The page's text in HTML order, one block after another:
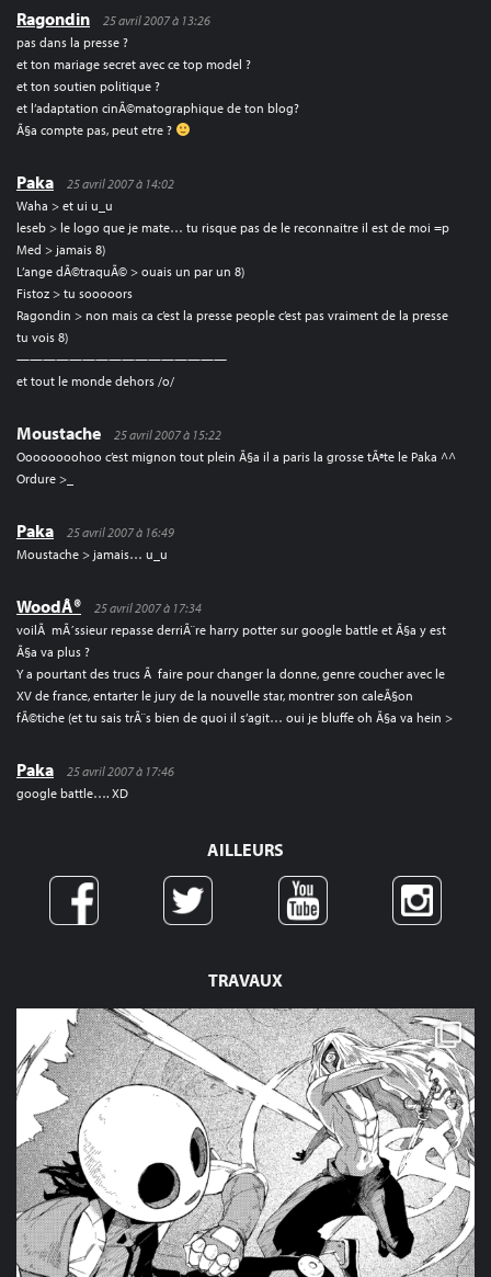
TRAVAUX
Ragondin
25 avril 2007 à 13:26
pas dans la presse ?
et ton mariage secret avec ce top model ?
et ton soutien politique ?
et l’adaptation cinÃ©matographique de ton blog?
Ã§a compte pas, peut etre ?
Paka
25 avril 2007 à 14:02
Waha > et ui u_u
leseb > le logo que je mate… tu risque pas de le reconnaitre il est de moi =p
Med > jamais 8)
L’ange dÃ©traquÃ© > ouais un par un 8)
Fistoz > tu sooooors
Ragondin > non mais ca c’est la presse people c’est pas vraiment de la presse
tu vois 8)
————————————————
et tout le monde dehors /o/
Moustache
25 avril 2007 à 15:22
Oooooooohoo c’est mignon tout plein Ã§a il a paris la grosse tÃªte le Paka ^^
Ordure >_
Paka
25 avril 2007 à 16:49
Moustache > jamais… u_u
WoodÂ®
25 avril 2007 à 17:34
voilÃ mÃ´ssieur repasse derriÃ¨re harry potter sur google battle et Ã§a y est
Ã§a va plus ?
Y a pourtant des trucs Ã faire pour changer la donne, genre coucher avec le
XV de france, entarter le jury de la nouvelle star, montrer son caleÃ§on
fÃ©tiche (et tu sais trÃ¨s bien de quoi il s’agit… oui je bluffe oh Ã§a va hein >
Paka
25 avril 2007 à 17:46
google battle…. XD
AILLEURS